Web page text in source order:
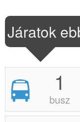
Járatok
1
busz